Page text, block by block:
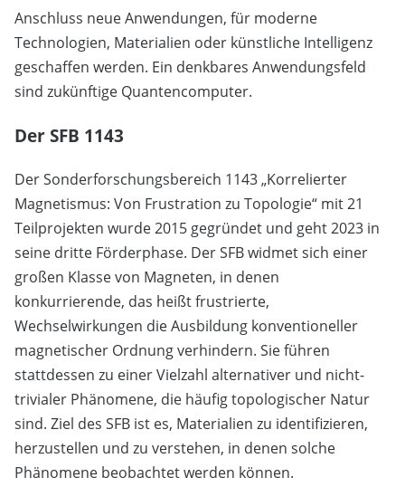
Anschluss neue Anwendungen, für moderne
Technologien, Materialien oder künstliche Intelligenz
geschaffen werden. Ein denkbares Anwendungsfeld
sind zukünftige Quantencomputer.
Der SFB 1143
Der Sonderforschungsbereich 1143 „Korrelierter
Magnetismus: Von Frustration zu Topologie“ mit 21
Teilprojekten wurde 2015 gegründet und geht 2023 in
seine dritte Förderphase. Der SFB widmet sich einer
großen Klasse von Magneten, in denen
konkurrierende, das heißt frustrierte,
Wechselwirkungen die Ausbildung konventioneller
magnetischer Ordnung verhindern. Sie führen
stattdessen zu einer Vielzahl alternativer und nicht-
trivialer Phänomene, die häufig topologischer Natur
sind. Ziel des SFB ist es, Materialien zu identifizieren,
herzustellen und zu verstehen, in denen solche
Phänomene beobachtet werden können.